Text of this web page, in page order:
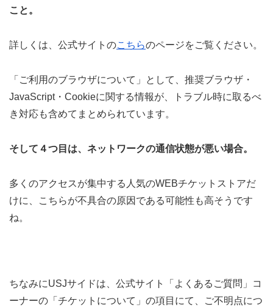
こと。
詳しくは、公式サイトのこちらのページをご覧ください。
「ご利用のブラウザについて」として、推奨ブラウザ・
JavaScript・Cookieに関する情報が、トラブル時に取るべ
き対応も含めてまとめられています。
そして４つ目は、ネットワークの通信状態が悪い場合。
多くのアクセスが集中する人気のWEBチケットストアだ
けに、こちらが不具合の原因である可能性も高そうです
ね。
ちなみにUSJサイドは、公式サイト「よくあるご質問」コ
ーナーの「チケットについて」の項目にて、ご不明点につ